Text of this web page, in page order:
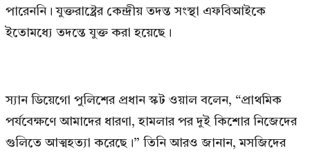
পারেননি। যুক্তরাষ্ট্রের কেন্দ্রীয় তদন্ত সংস্থা এফবিআইকে
ইতোমধ্যে তদন্তে যুক্ত করা হয়েছে।
স্যান ডিয়েগো পুলিশের প্রধান স্কট ওয়াল বলেন, “প্রাথমিক
পর্যবেক্ষণে আমাদের ধারণা, হামলার পর দুই কিশোর নিজেদের
গুলিতে আত্মহত্যা করেছে।” তিনি আরও জানান, মসজিদের